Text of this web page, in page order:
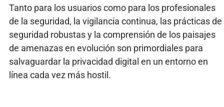
Tanto para los usuarios como para los profesionales
de la seguridad, la vigilancia continua, las prácticas de
seguridad robustas y la comprensión de los paisajes
de amenazas en evolución son primordiales para
salvaguardar la privacidad digital en un entorno en
línea cada vez más hostil.